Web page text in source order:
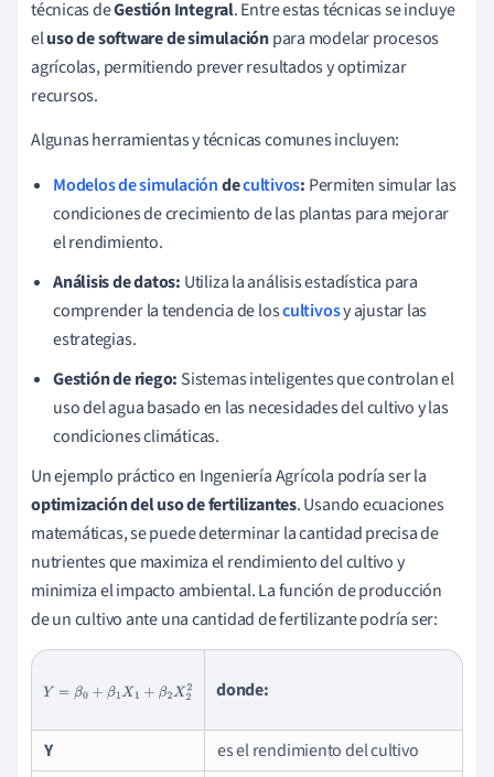
técnicas deGestión Integral. Entre estas técnicas se incluye
eluso de software de simulaciónpara modelar procesos
agrícolas, permitiendo prever resultados y optimizar
recursos.
Algunas herramientas y técnicas comunes incluyen:
Modelos de simulacióndecultivos: Permiten simular las
condiciones de crecimiento de las plantas para mejorar
el rendimiento.
Análisis de datos: Utiliza la análisis estadística para
comprender la tendencia de loscultivosy ajustar las
estrategias.
Gestión de riego: Sistemas inteligentes que controlan el
uso del agua basado en las necesidades del cultivo y las
condiciones climáticas.
Un ejemplo práctico en Ingeniería Agrícola podría ser la
optimización del uso de fertilizantes. Usando ecuaciones
matemáticas, se puede determinar la cantidad precisa de
nutrientes que maximiza el rendimiento del cultivo y
minimiza el impacto ambiental. La función de producción
de un cultivo ante una cantidad de fertilizante podría ser:
Y=β0+β1X1+ β2X22 donde:
Y es el rendimiento del cultivo